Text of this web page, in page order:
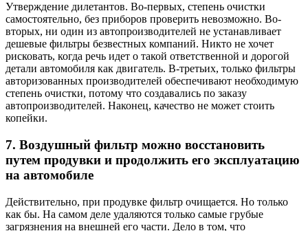
Утверждение дилетантов. Во-первых, степень очистки
самостоятельно, без приборов проверить невозможно. Во-
вторых, ни один из автопроизводителей не устанавливает
дешевые фильтры безвестных компаний. Никто не хочет
рисковать, когда речь идет о такой ответственной и дорогой
детали автомобиля как двигатель. В-третьих, только фильтры
авторизованных производителей обеспечивают необходимую
степень очистки, потому что создавались по заказу
автопроизводителей. Наконец, качество не может стоить
копейки.
7. Воздушный фильтр можно восстановить
путем продувки и продолжить его эксплуатацию
на автомобиле
Действительно, при продувке фильтр очищается. Но только
как бы. На самом деле удаляются только самые грубые
загрязнения на внешней его части. Дело в том, что